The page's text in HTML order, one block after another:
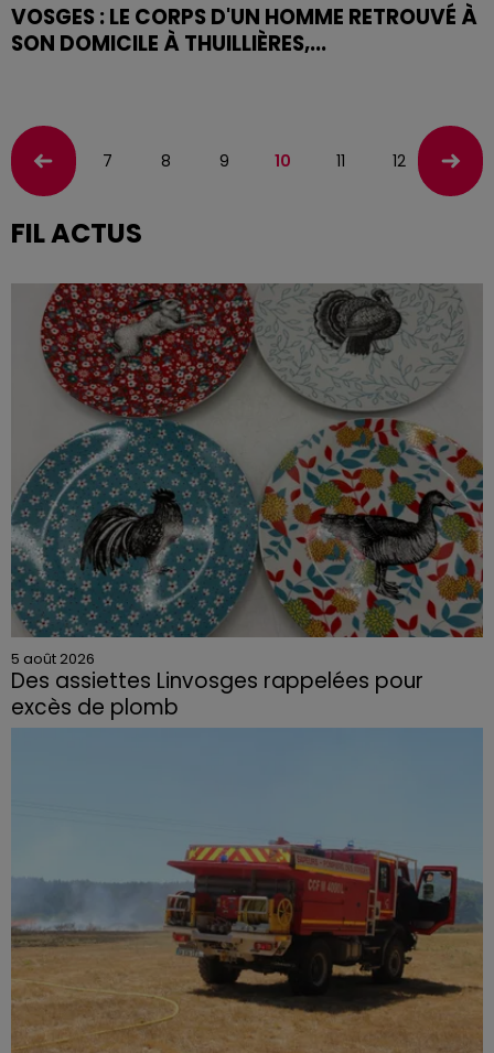
VOSGES : LE CORPS D'UN HOMME RETROUVÉ À
SON DOMICILE À THUILLIÈRES,...
compagne a été interpellée.
7 8 9 10 11 12 13
FIL ACTUS
5 août 2026
Des assiettes Linvosges rappelées pour
excès de plomb
Du plomb a été détecté dans deux assiettes en